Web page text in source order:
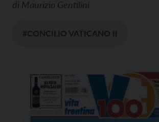
di Maurizio Gentilini
#CONCILIO VATICANO II